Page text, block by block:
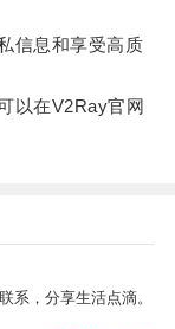
信息和享受高质
以在V2Ray官网
系，分享生活点滴。